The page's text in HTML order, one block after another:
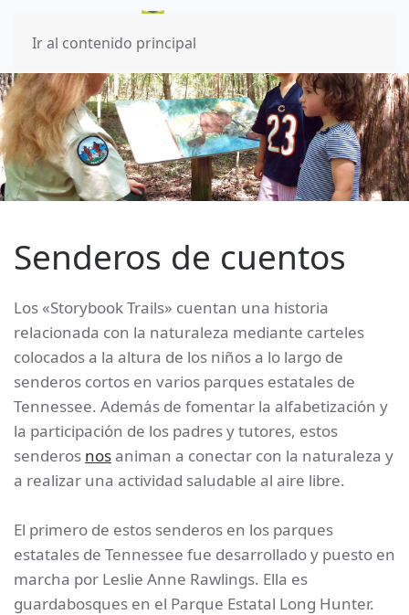
Ir al contenido principal
Senderos de cuentos
Los «Storybook Trails» cuentan una historia
relacionada con la naturaleza mediante carteles
colocados a la altura de los niños a lo largo de
senderos cortos en varios parques estatales de
Tennessee. Además de fomentar la alfabetización y
la participación de los padres y tutores, estos
senderos nosaniman a conectar con la naturaleza y
a realizar una actividad saludable al aire libre.
El primero de estos senderos en los parques
estatales de Tennessee fue desarrollado y puesto en
marcha por Leslie Anne Rawlings. Ella es
guardabosques en el Parque Estatal Long Hunter.